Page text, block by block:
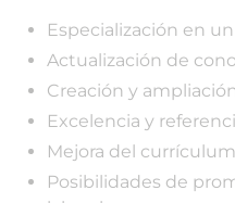
Especialización en
Actualización de
Creación y
Excelencia y
Mejora del
Posibilidades de